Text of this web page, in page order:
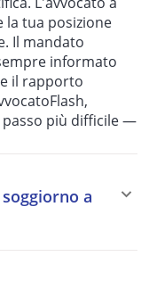
la tua posizione
Il mandato
informato
il rapporto
più difficile —
a